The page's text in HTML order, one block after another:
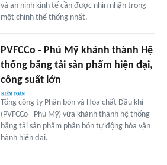
và an ninh kinh tế cần được nhìn nhận trong
một chỉnh thể thống nhất.
PVFCCo - Phú Mỹ khánh thành Hệ
thống băng tải sản phẩm hiện đại,
công suất lớn
Tổng công ty Phân bón và Hóa chất Dầu khí
(PVFCCo - Phú Mỹ) vừa khánh thành hệ thống
băng tải sản phẩm phân bón tự động hóa vận
hành hiện đại.